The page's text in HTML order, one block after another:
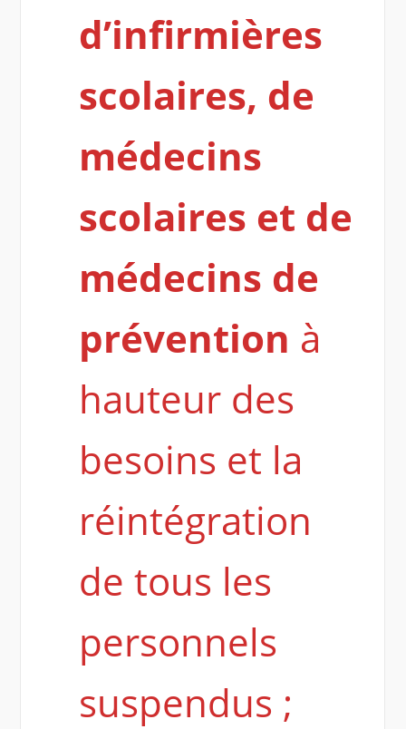
d’infirmières
scolaires, de
médecins
scolaires et de
médecins de
prévention à
hauteur des
besoins et la
réintégration
de tous les
personnels
suspendus ;